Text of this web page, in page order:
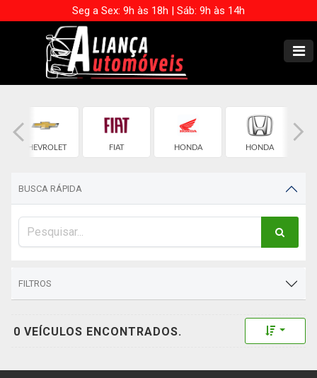
Seg a Sex: 9h às 18h | Sáb: 9h às 14h
CHEVROLET FIAT HONDA HONDA
BUSCA RÁPIDA
FILTROS
0 VEÍCULOS ENCONTRADOS. Toggle